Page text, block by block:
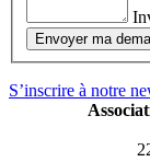
Envoyer ma
S’inscrire à notre